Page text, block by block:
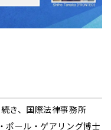
き、国際法律事務所
ール・ゲアリング博士